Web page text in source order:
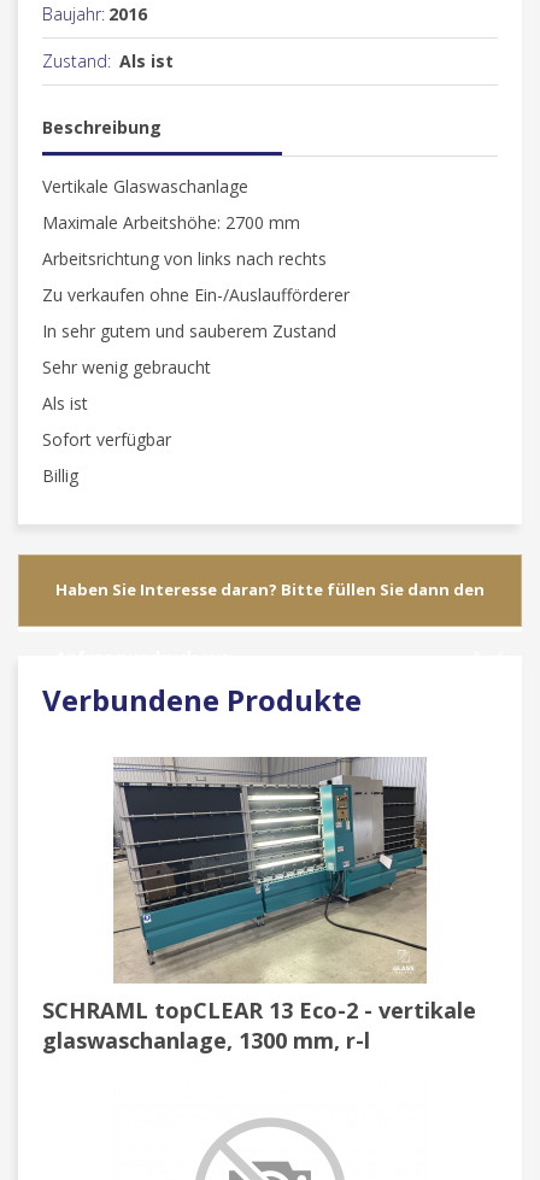
Baujahr: 2016
Zustand: Als ist
Beschreibung
Vertikale Glaswaschanlage
Maximale Arbeitshöhe: 2700 mm
Arbeitsrichtung von links nach rechts
Zu verkaufen ohne Ein-/Auslaufförderer
In sehr gutem und sauberem Zustand
Sehr wenig gebraucht
Als ist
Sofort verfügbar
Billig
Haben Sie Interesse daran? Bitte füllen Sie dann den
Verbundene Produkte
SCHRAML topCLEAR 13 Eco-2 - vertikale
glaswaschanlage, 1300 mm, r-l